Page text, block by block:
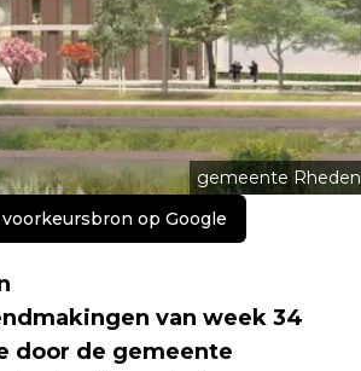
gemeente Rheden
op Google
van week 34
door de gemeente